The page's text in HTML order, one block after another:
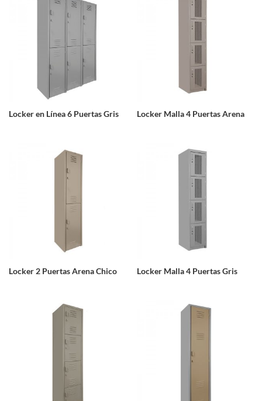
Locker en Línea 6 Puertas Gris Locker Malla 4 Puertas Arena
Locker 2 Puertas Arena Chico Locker Malla 4 Puertas Gris